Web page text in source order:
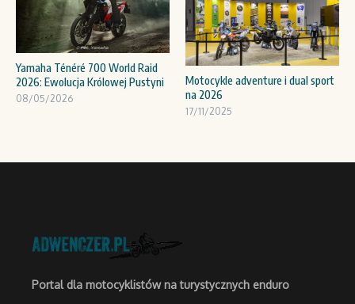
Yamaha Ténéré 700 World Raid
2026: Ewolucja Królowej Pustyni
08/05/2026
Motocykle adventure i dual sport
na 2026
17/11/2025
Portal dla motocyklistów na turystycznych enduro